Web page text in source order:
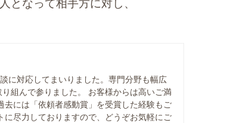
となって相手方に対し、
に対応してまいりました。専門分野も幅広
組んで参りました。 お客様からは高いご満
には「依頼者感動賞」を受賞した経験もご
尽力しておりますので、どうぞお気軽にご